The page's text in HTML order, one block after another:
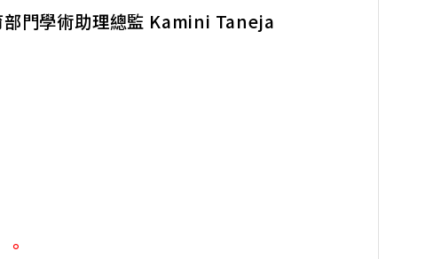
門學術助理總監 Kamini Taneja